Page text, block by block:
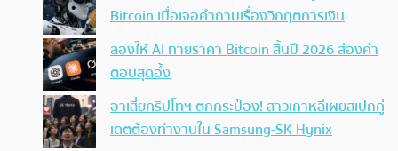
Bitcoin เมื่อเจอคำถามเรื่องวิกฤตการเงิน
ลองให้ AI ทายราคา Bitcoin สิ้นปี 2026 ส่องคำ
ตอบสุดอึ้ง
อาเสี่ยคริปโทฯ ตกกระป๋อง! สาวเกาหลีเผยสเปกคู่
เดตต้องทำงานใน Samsung-SK Hynix